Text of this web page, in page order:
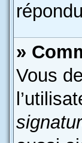
»
Vous